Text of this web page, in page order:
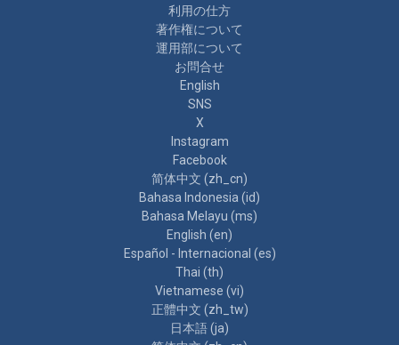
利用の仕方
著作権について
運用部について
お問合せ
English
SNS
X
Instagram
Facebook
简体中文 ‎(zh_cn)‎
Bahasa Indonesia ‎(id)‎
Bahasa Melayu ‎(ms)‎
English ‎(en)‎
Español - Internacional ‎(es)‎
Thai ‎(th)‎
Vietnamese ‎(vi)‎
正體中文 ‎(zh_tw)‎
日本語 ‎(ja)‎